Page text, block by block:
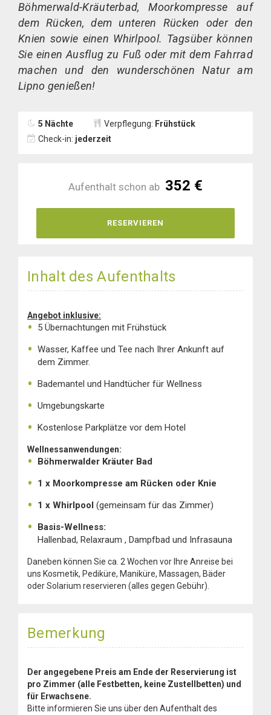
Böhmerwald-Kräuterbad, Moorkompresse auf
dem Rücken, dem unteren Rücken oder den
Knien sowie einen Whirlpool. Tagsüber können
Sie einen Ausflug zu Fuß oder mit dem Fahrrad
machen und den wunderschönen Natur am
Lipno genießen!
5 Nächte Verpflegung: Frühstück
Check-in: jederzeit
Aufenthalt schon ab 352 €
RESERVIEREN
Inhalt des Aufenthalts
Angebot inklusive:
5 Übernachtungen mit Frühstück
Wasser, Kaffee und Tee nach Ihrer Ankunft auf
dem Zimmer.
Bademantel und Handtücher für Wellness
Umgebungskarte
Kostenlose Parkplätze vor dem Hotel
Wellnessanwendungen:
Böhmerwalder Kräuter Bad
1 x Moorkompresse am Rücken oder Knie
1 x Whirlpool (gemeinsam für das Zimmer)
Basis-Wellness:
Hallenbad, Relaxraum , Dampfbad und Infrasauna
Daneben können Sie ca. 2 Wochen vor Ihre Anreise bei
uns Kosmetik, Pediküre, Maniküre, Massagen, Bäder
oder Solarium reservieren (alles gegen Gebühr).
Bemerkung
Der angegebene Preis am Ende der Reservierung ist
pro Zimmer (alle Festbetten, keine Zustellbetten) und
für Erwachsene.
Bitte informieren Sie uns über den Aufenthalt des